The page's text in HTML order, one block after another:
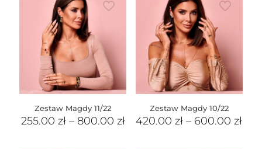
Zestaw Magdy 11/22
255.00 zł– 800.00 zł
Zestaw Magdy 10/22
420.00zł – 600.00zł